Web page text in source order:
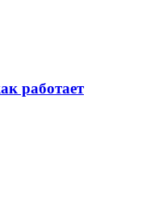
работает